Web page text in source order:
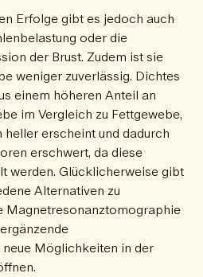
Erfolge gibt es jedoch auch
oder die
der Brust. Zudem ist sie
weniger zuverlässig. Dichtes
einem höheren Anteil an
im Vergleich zu Fettgewebe,
erscheint und dadurch
erschwert, da diese
werden. Glücklicherweise gibt
Alternativen zu
Magnetresonanztomographie
Möglichkeiten in der